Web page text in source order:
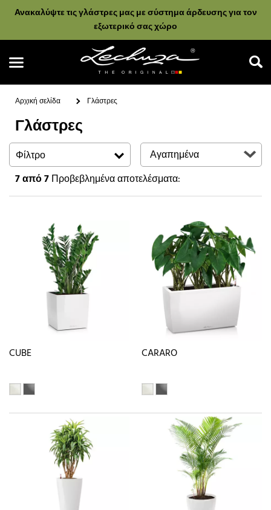
Ανακαλύψτε τις γλάστρες μας με σύστημα άρδευσης για τον
εξωτερικό σας χώρο
Αναζήτηση
Αρχική σελίδα Γλάστρες
Γλάστρες
Φίλτρο
7από 7Προβεβλημένα αποτελέσματα:
CUBE CARARO